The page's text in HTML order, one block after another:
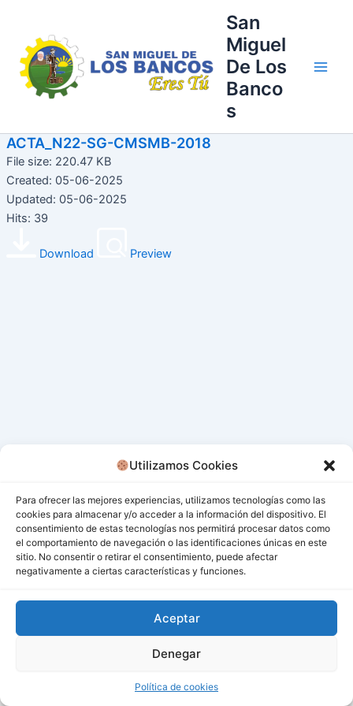
Utilizamos Cookies
Para ofrecer las mejores experiencias, utilizamos tecnologías como las
cookies para almacenar y/o acceder a la información del dispositivo. El
consentimiento de estas tecnologías nos permitirá procesar datos como
el comportamiento de navegación o las identificaciones únicas en este
sitio. No consentir o retirar el consentimiento, puede afectar
negativamente a ciertas características y funciones.
Aceptar
Denegar
Política de cookies
contenido
San
Miguel
De Los
Banco
s
ACTA_N22-SG-CMSMB-2018
File size: 220.47 KB
Created: 05-06-2025
Updated: 05-06-2025
Hits: 39
Download Preview
Todos los derechos © 2026 San Miguel De Los Bancos |